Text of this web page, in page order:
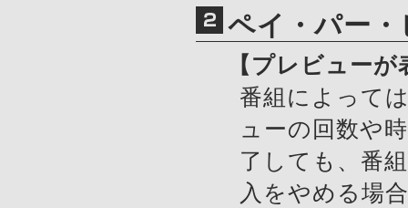
ペイ・パー
【プレビュー
番組によって
ューの回数や
了しても、番
入をやめる場